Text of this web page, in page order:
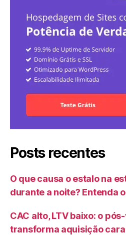
Posts recentes
O que causa o estalo na
durante a noite? Entenda
CAC alto, LTV baixo: o
transforma aquisição